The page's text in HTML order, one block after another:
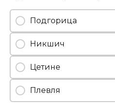
Подгорица
Никшич
Цетине
Плевля